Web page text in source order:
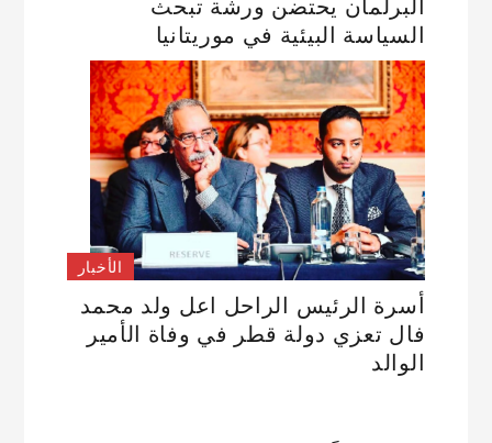
البرلمان يحتضن ورشة تبحث
السياسة البيئية في موريتانيا
الأخبار
أسرة الرئيس الراحل اعل ولد محمد
فال تعزي دولة قطر في وفاة الأمير
الوالد